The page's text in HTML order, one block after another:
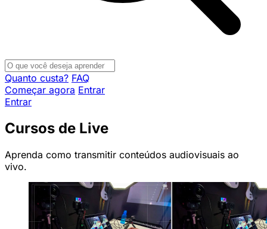
Quanto custa? FAQ
Começar agora Entrar
Entrar
Cursos de Live
Aprenda como transmitir conteúdos audiovisuais ao
vivo.